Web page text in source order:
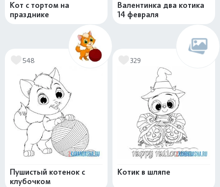
Кот с тортом на
празднике
Валентинка два котика
14 февраля
548
Пушистый котенок с
клубочком
329
Котик в шляпе